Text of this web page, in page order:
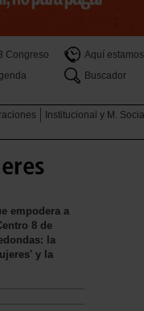
Congreso Aquí estamos
Buscador
Institucional y M.
empodera a
8 de
la
y la